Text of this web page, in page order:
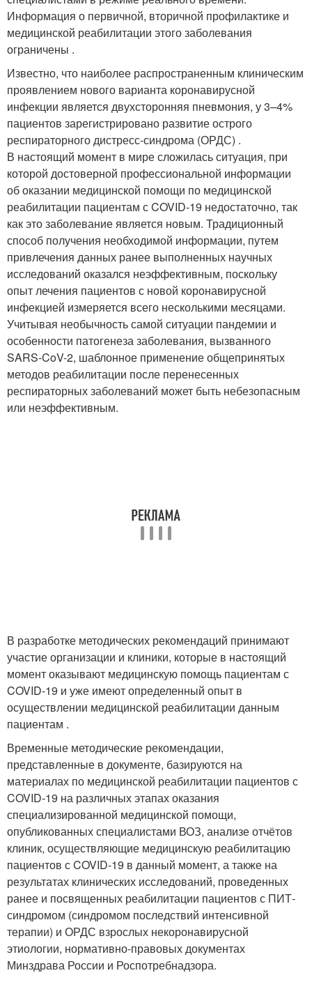
Информация о первичной, вторичной профилактике и
медицинской реабилитации этого заболевания
ограничены .
Известно, что наиболее распространенным клиническим
проявлением нового варианта коронавирусной
инфекции является двухсторонняя пневмония, у 3–4%
пациентов зарегистрировано развитие острого
респираторного дистресс-синдрома (ОРДС) .
В настоящий момент в мире сложилась ситуация, при
которой достоверной профессиональной информации
об оказании медицинской помощи по медицинской
реабилитации пациентам с COVID-19 недостаточно, так
как это заболевание является новым. Традиционный
способ получения необходимой информации, путем
привлечения данных ранее выполненных научных
исследований оказался неэффективным, поскольку
опыт лечения пациентов с новой коронавирусной
инфекцией измеряется всего несколькими месяцами.
Учитывая необычность самой ситуации пандемии и
особенности патогенеза заболевания, вызванного
SARS-CoV-2, шаблонное применение общепринятых
методов реабилитации после перенесенных
респираторных заболеваний может быть небезопасным
или неэффективным.
В разработке методических рекомендаций принимают
участие организации и клиники, которые в настоящий
момент оказывают медицинскую помощь пациентам с
COVID-19 и уже имеют определенный опыт в
осуществлении медицинской реабилитации данным
пациентам .
Временные методические рекомендации,
представленные в документе, базируются на
материалах по медицинской реабилитации пациентов с
COVID-19 на различных этапах оказания
специализированной медицинской помощи,
опубликованных специалистами ВОЗ, анализе отчётов
клиник, осуществляющие медицинскую реабилитацию
пациентов с COVID-19 в данный момент, а также на
результатах клинических исследований, проведенных
ранее и посвященных реабилитации пациентов с ПИТ-
синдромом (синдромом последствий интенсивной
терапии) и ОРДС взрослых некоронавирусной
этиологии, нормативно-правовых документах
Минздрава России и Роспотребнадзора.